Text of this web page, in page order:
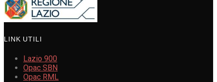
LINK UTILI
Lazio 900
Opac SBN
Opac RML